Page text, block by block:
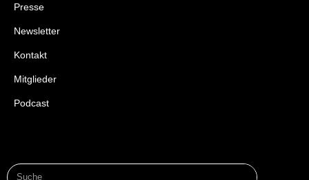
Presse
Newsletter
Kontakt
Mitglieder
Podcast